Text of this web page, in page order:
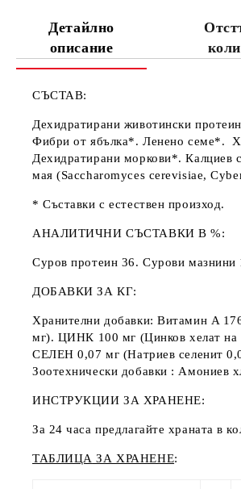
Детайлно
описание
СЪСТАВ:
Дехидратирани животински
Фибри от ябълка*. Ленено семе*.
Дехидратирани моркови*. Калциев
мая (Saccharomyces cerevisiae,
* Съставки с естествен произход.
АНАЛИТИЧНИ СЪСТАВКИ В %:
Суров протеин 36. Сурови
ДОБАВКИ ЗА КГ:
Хранителни добавки: Витамин A
мг). ЦИНК 100 мг (Цинков хелат на
СЕЛЕН 0,07 мг (Натриев селенит
Зоотехнически добавки : Амониев
ИНСТРУКЦИИ ЗА ХРАНЕНЕ:
За 24 часа предлагайте храната в
ТАБЛИЦА ЗА ХРАНЕНЕ: